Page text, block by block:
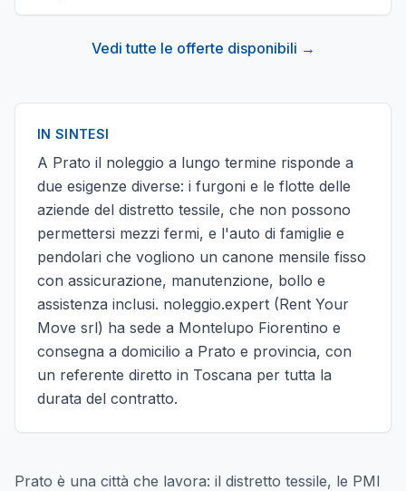
Vedi tutte le offerte disponibili →
IN SINTESI
A Prato il noleggio a lungo termine risponde a
due esigenze diverse: i furgoni e le flotte delle
aziende del distretto tessile, che non possono
permettersi mezzi fermi, e l'auto di famiglie e
pendolari che vogliono un canone mensile fisso
con assicurazione, manutenzione, bollo e
assistenza inclusi. noleggio.expert (Rent Your
Move srl) ha sede a Montelupo Fiorentino e
consegna a domicilio a Prato e provincia, con
un referente diretto in Toscana per tutta la
durata del contratto.
Prato è una città che lavora: il distretto tessile, le PMI